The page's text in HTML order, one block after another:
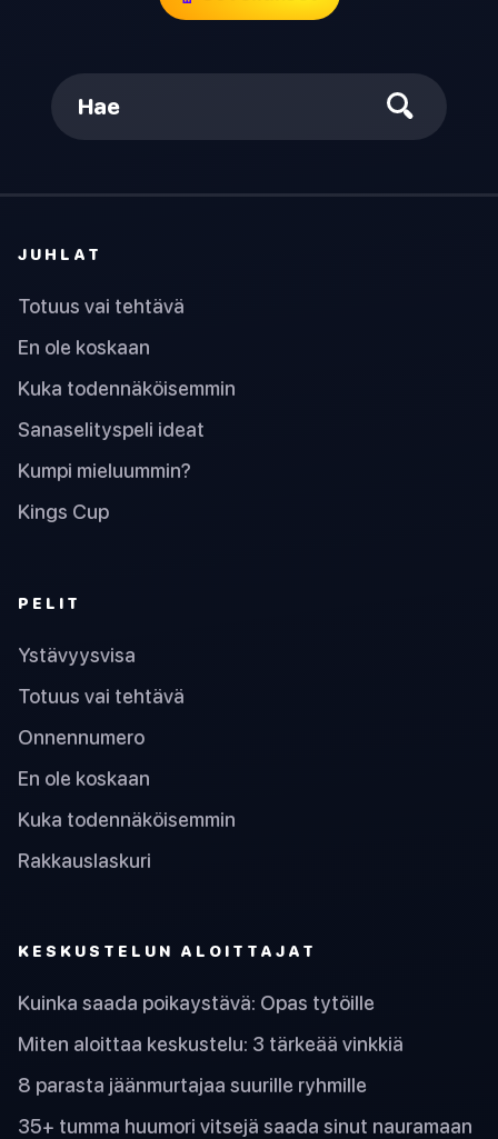
Hae
JUHLAT
Totuus vai tehtävä
En ole koskaan
Kuka todennäköisemmin
Sanaselityspeli ideat
Kumpi mieluummin?
Kings Cup
PELIT
Ystävyysvisa
Totuus vai tehtävä
Onnennumero
En ole koskaan
Kuka todennäköisemmin
Rakkauslaskuri
KESKUSTELUN ALOITTAJAT
Kuinka saada poikaystävä: Opas tytöille
Miten aloittaa keskustelu: 3 tärkeää vinkkiä
8 parasta jäänmurtajaa suurille ryhmille
35+ tumma huumori vitsejä saada sinut nauramaan